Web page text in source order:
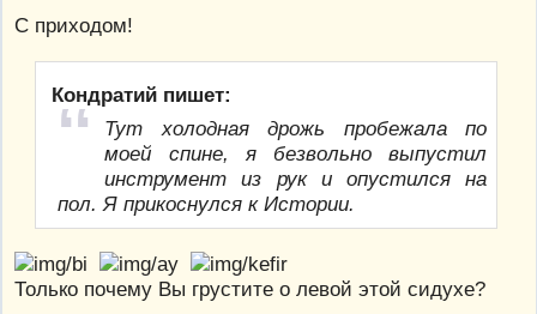
С приходом!
Кондратий пишет:
Тут холодная дрожь пробежала по
моей спине, я безвольно выпустил
инструмент из рук и опустился на
пол. Я прикоснулся к Истории.
Только почему Вы грустите о левой этой сидухе?